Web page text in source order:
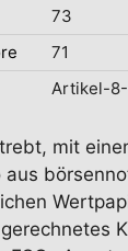
73
71
Artikel-
mit